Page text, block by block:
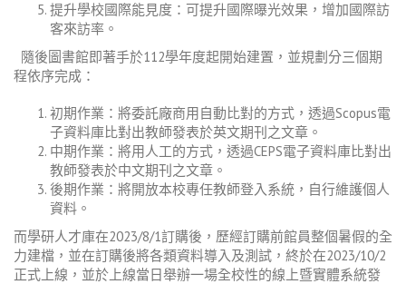
提升學校國際能見度：可提升國際曝光效果，增加國際訪
客來訪率。
隨後圖書館即著手於112學年度起開始建置，並規劃分三個期
程依序完成：
初期作業：將委託廠商用自動比對的方式，透過Scopus電
子資料庫比對出教師發表於英文期刊之文章。
中期作業：將用人工的方式，透過CEPS電子資料庫比對出
教師發表於中文期刊之文章。
後期作業：將開放本校專任教師登入系統，自行維護個人
資料。
而學研人才庫在2023/8/1訂購後，歷經訂購前館員整個暑假的全
力建檔，並在訂購後將各類資料導入及測試，終於在2023/10/2
正式上線，並於上線當日舉辦一場全校性的線上暨實體系統發